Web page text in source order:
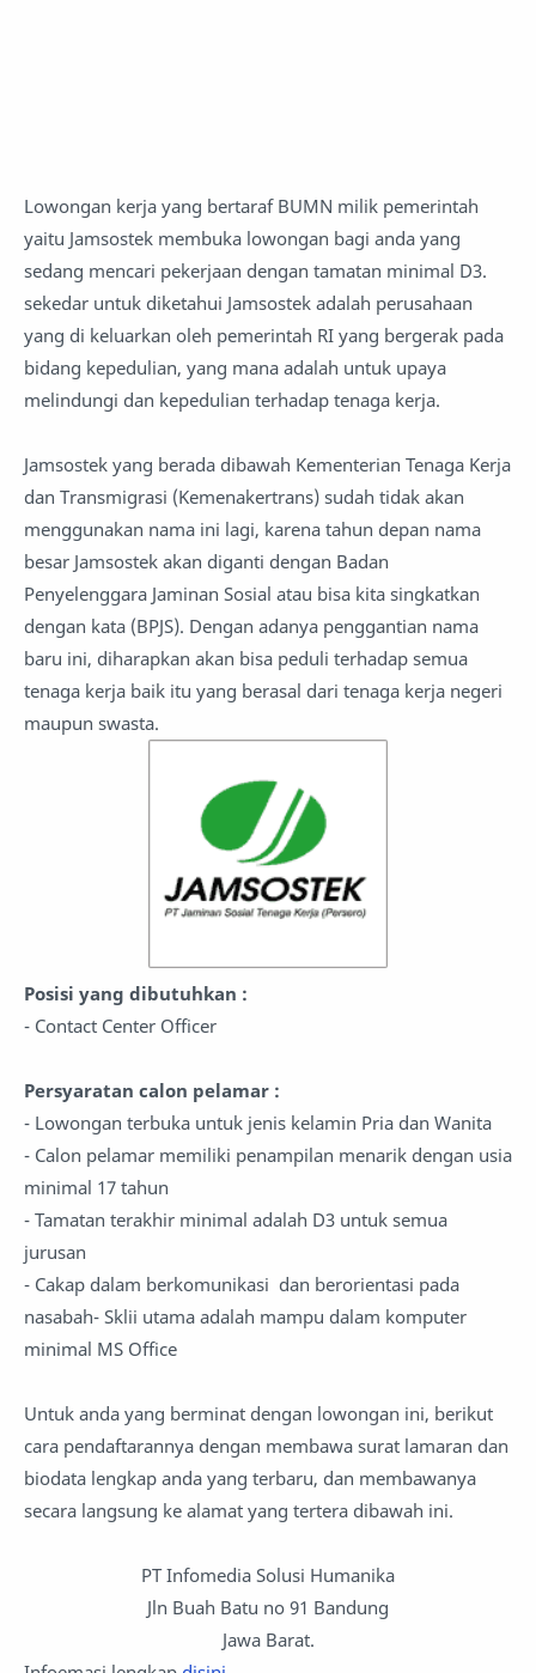
Lowongan kerja yang bertaraf BUMN milik pemerintah
yaitu Jamsostek membuka lowongan bagi anda yang
sedang mencari pekerjaan dengan tamatan minimal D3.
sekedar untuk diketahui Jamsostek adalah perusahaan
yang di keluarkan oleh pemerintah RI yang bergerak pada
bidang kepedulian, yang mana adalah untuk upaya
melindungi dan kepedulian terhadap tenaga kerja.
Jamsostek yang berada dibawah Kementerian Tenaga Kerja
dan Transmigrasi (Kemenakertrans) sudah tidak akan
menggunakan nama ini lagi, karena tahun depan nama
besar Jamsostek akan diganti dengan Badan
Penyelenggara Jaminan Sosial atau bisa kita singkatkan
dengan kata (BPJS). Dengan adanya penggantian nama
baru ini, diharapkan akan bisa peduli terhadap semua
tenaga kerja baik itu yang berasal dari tenaga kerja negeri
maupun swasta.
Posisi yang dibutuhkan :
- Contact Center Officer
Persyaratan calon pelamar :
- Lowongan terbuka untuk jenis kelamin Pria dan Wanita
- Calon pelamar memiliki penampilan menarik dengan usia
minimal 17 tahun
- Tamatan terakhir minimal adalah D3 untuk semua
jurusan
- Cakap dalam berkomunikasi dan berorientasi pada
nasabah- Sklii utama adalah mampu dalam komputer
minimal MS Office
Untuk anda yang berminat dengan lowongan ini, berikut
cara pendaftarannya dengan membawa surat lamaran dan
biodata lengkap anda yang terbaru, dan membawanya
secara langsung ke alamat yang tertera dibawah ini.
PT Infomedia Solusi Humanika
Jln Buah Batu no 91 Bandung
Jawa Barat.